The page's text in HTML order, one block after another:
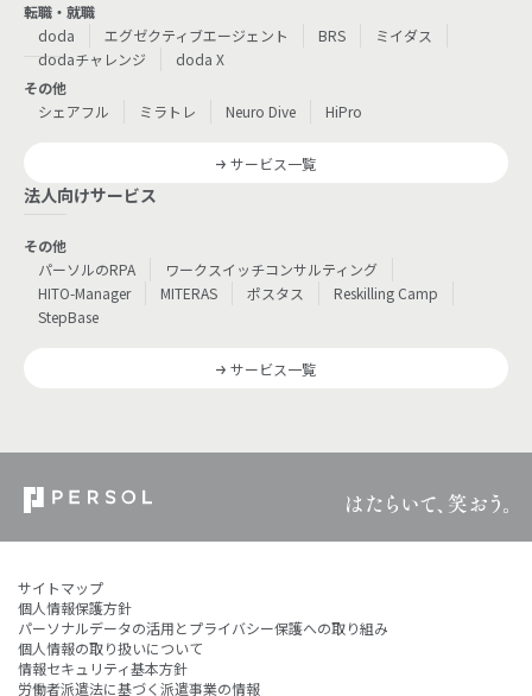
転職・就職
doda
エグゼクティブエージェント BRS
ミイダス
dodaチャレンジ
doda X
その他
シェアフル
ミラトレ Neuro Dive HiPro
サービス一覧
法人向けサービス
その他
パーソルのRPA
ワークスイッチコンサルティング
HITO-Manager
MITERAS ポスタス
Reskilling Camp
StepBase
サービス一覧
サイトマップ
個人情報保護方針
パーソナルデータの活用とプライバシー保護への取り組み
個人情報の取り扱いについて
情報セキュリティ基本方針
労働者派遣法に基づく派遣事業の情報